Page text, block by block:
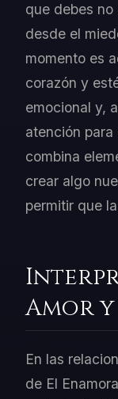
que debes
desde el
momento es
corazón y
emocional y,
atención
combina
crear algo
permitir que
Amor
En las
de El